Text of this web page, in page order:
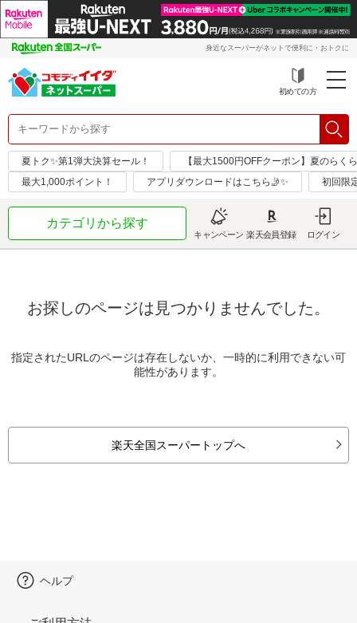
身近なスーパーがネットで便利に・おトクに
初めての方
夏トク✨第1弾大決算セール！
【最大1500円OFFクーポン】夏のらく
最大1,000ポイント！
アプリダウンロードはこちら🤳✨ 初回限
カテゴリから探す
キャンペーン 楽天会員登録 ログイン
お探しのページは見つかりませんでした。
指定されたURLのページは存在しないか、一時的に利用できない可
能性があります。
楽天全国スーパートップへ
ヘルプ